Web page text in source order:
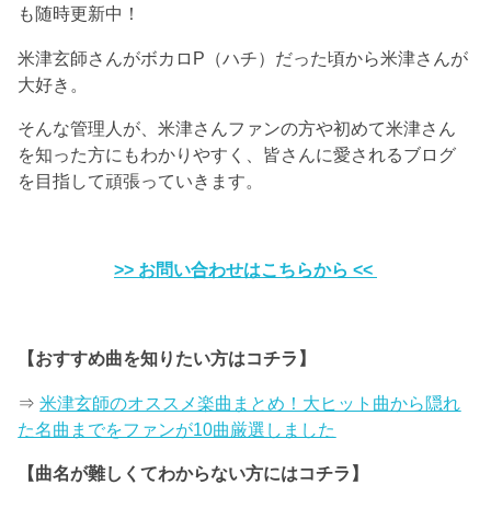
も随時更新中！
米津玄師さんがボカロP（ハチ）だった頃から米津さんが
大好き。
そんな管理人が、米津さんファンの方や初めて米津さん
を知った方にもわかりやすく、皆さんに愛されるブログ
を目指して頑張っていきます。
>> お問い合わせはこちらから <<
【おすすめ曲を知りたい方はコチラ】
⇒米津玄師のオススメ楽曲まとめ！大ヒット曲から隠れ
た名曲までをファンが10曲厳選しました
【曲名が難しくてわからない方にはコチラ】